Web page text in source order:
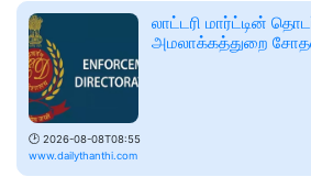
🕑 2026-08-08T08:55
www.dailythanthi.com
லாட்டரி மார்ட்டின்
அமலாக்கத்துறை